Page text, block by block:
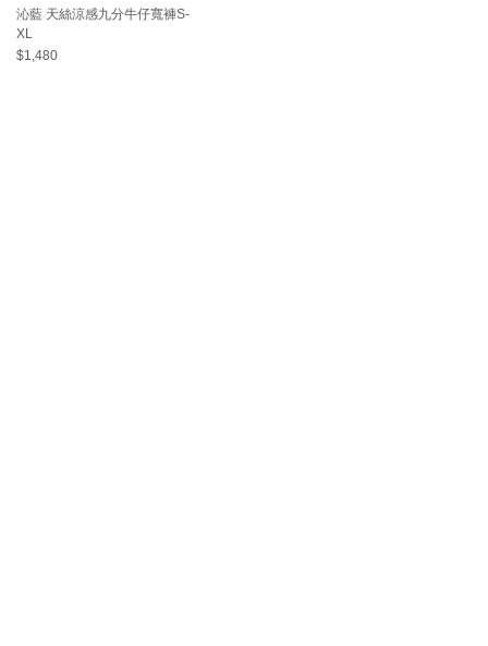
沁藍 天絲涼感九分牛仔寬褲S-
XL
$1,480